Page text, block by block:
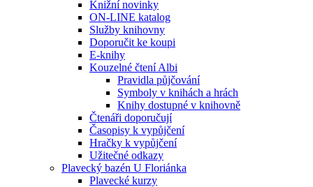
Knižní novinky
ON-LINE katalog
Služby knihovny
Doporučit ke koupi
E-knihy
Kouzelné čtení Albi
Pravidla půjčování
Symboly v knihách a hrách
Knihy dostupné v knihovně
Čtenáři doporučují
Časopisy k vypůjčení
Hračky k vypůjčení
Užitečné odkazy
Plavecký bazén U Floriánka
Plavecké kurzy